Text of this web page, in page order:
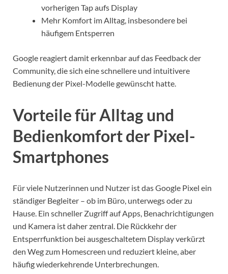
vorherigen Tap aufs Display
Mehr Komfort im Alltag, insbesondere bei
häufigem Entsperren
Google reagiert damit erkennbar auf das Feedback der
Community, die sich eine schnellere und intuitivere
Bedienung der Pixel-Modelle gewünscht hatte.
Vorteile für Alltag und
Bedienkomfort der Pixel-
Smartphones
Für viele Nutzerinnen und Nutzer ist das Google Pixel ein
ständiger Begleiter – ob im Büro, unterwegs oder zu
Hause. Ein schneller Zugriff auf Apps, Benachrichtigungen
und Kamera ist daher zentral. Die Rückkehr der
Entsperrfunktion bei ausgeschaltetem Display verkürzt
den Weg zum Homescreen und reduziert kleine, aber
häufig wiederkehrende Unterbrechungen.